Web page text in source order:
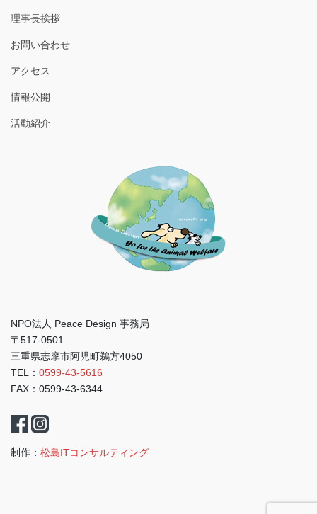
理事長挨拶
お問い合わせ
アクセス
情報公開
活動紹介
NPO法人 Peace Design 事務局
〒517-0501
三重県志摩市阿児町鵜方4050
TEL： 0599-43-5616
FAX：0599-43-6344
制作： 松島ITコンサルティング